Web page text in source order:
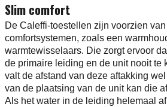
Slim comfort
De Caleffi-toestellen zijn voorzien
comfortsystemen, zoals een
warmtewisselaars. Die zorgt ervoor
de primaire leiding en de unit nooit te
valt de afstand van deze aftakking
van de plaatsing van de unit kan die
Als het water in de leiding helemaal